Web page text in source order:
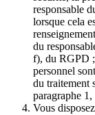
responsable
lorsque cela
du
f), du RGPD ;
personnel
du traitement
paragraphe
Vous